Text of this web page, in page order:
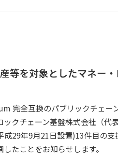
等を対象としたマネー
完全互換のパブリックチェ
クチェーン基盤株式会社（代
成29年9月21日設置)13件目の
たことをお知らせします。